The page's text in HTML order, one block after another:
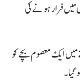
میں فرار ہونے کی
ایک معصوم بچے کو